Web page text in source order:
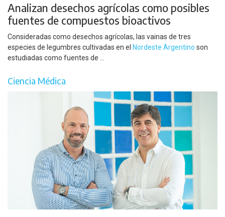
Analizan desechos agrícolas como posibles
fuentes de compuestos bioactivos
Consideradas como desechos agrícolas, las vainas de tres
especies de legumbres cultivadas en el Nordeste Argentino son
estudiadas como fuentes de ...
Ciencia Médica